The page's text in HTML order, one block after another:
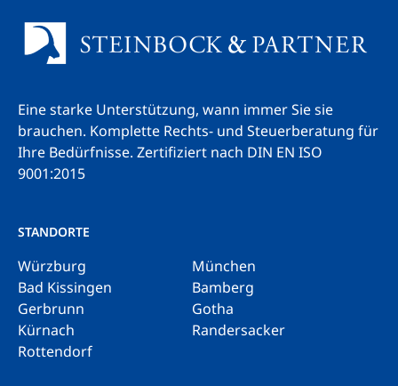
Eine starke Unterstützung, wann immer Sie sie
brauchen. Komplette Rechts- und Steuerberatung für
Ihre Bedürfnisse. Zertifiziert nach DIN EN ISO
9001:2015
STANDORTE
Würzburg
München
Bad Kissingen
Bamberg
Gerbrunn
Gotha
Kürnach
Randersacker
Rottendorf